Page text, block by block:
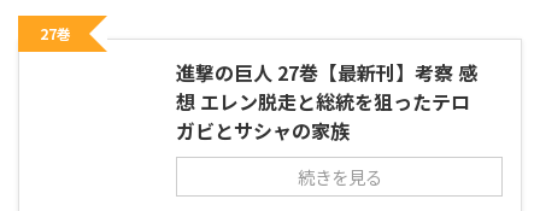
27巻
進撃の巨人 27巻【最新刊】考察 感
想 エレン脱走と総統を狙ったテロ
ガビとサシャの家族
続きを見る